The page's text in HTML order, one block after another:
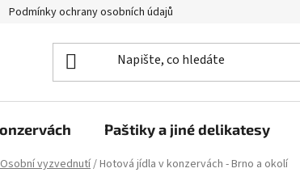
Podmínky ochrany osobních údajů
Paštiky a jiné delikatesy
vyzvednutí/Hotová jídla v konzervách - Brno a okolí